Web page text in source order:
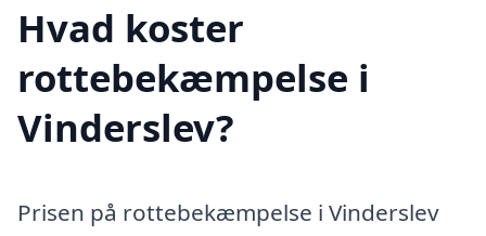
Hvad koster
rottebekæmpelse i
Vinderslev?
Prisen på rottebekæmpelse i Vinderslev